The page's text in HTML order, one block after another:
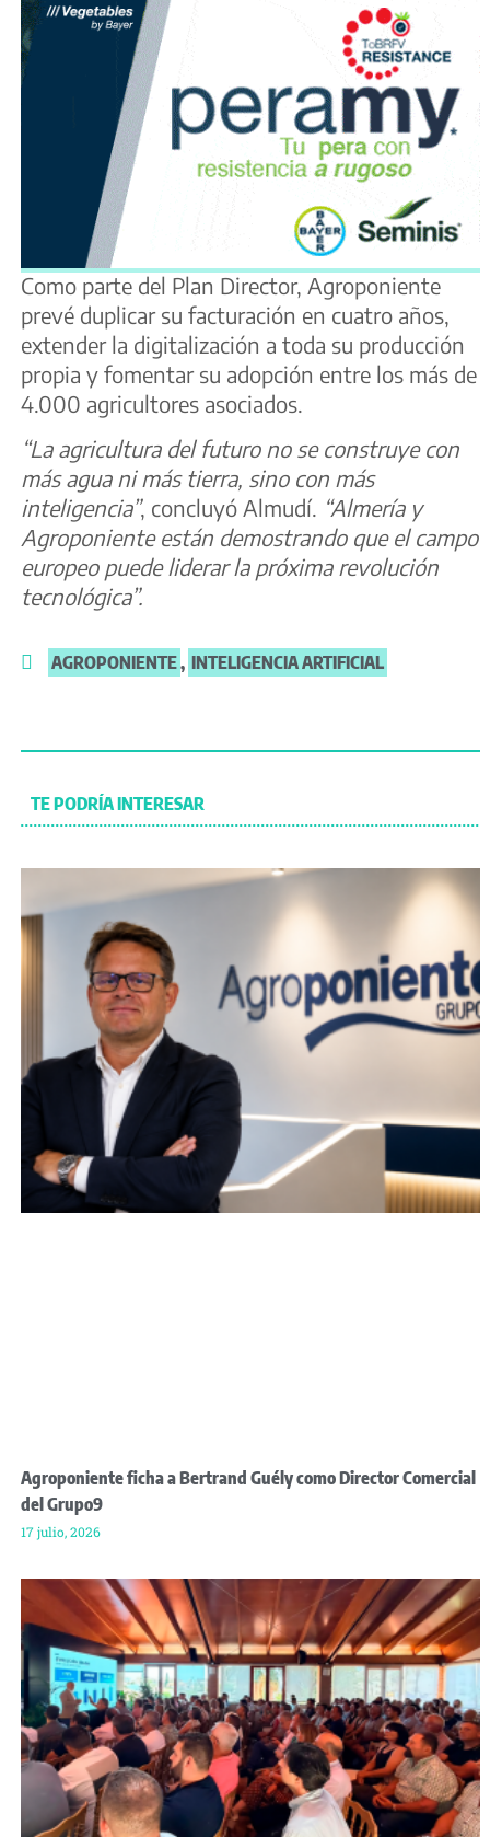
Como parte del Plan Director, Agroponiente
prevé duplicar su facturación en cuatro años,
extender la digitalización a toda su producción
propia y fomentar su adopción entre los más de
4.000 agricultores asociados.
“La agricultura del futuro no se construye con
más agua ni más tierra, sino con más
inteligencia”, concluyó Almudí. “Almería y
Agroponiente están demostrando que el campo
europeo puede liderar la próxima revolución
tecnológica”.
AGROPONIENTE, INTELIGENCIA ARTIFICIAL
TE PODRÍA INTERESAR
Agroponiente ficha a Bertrand Guély como Director Comercial
del Grupo9
17 julio, 2026